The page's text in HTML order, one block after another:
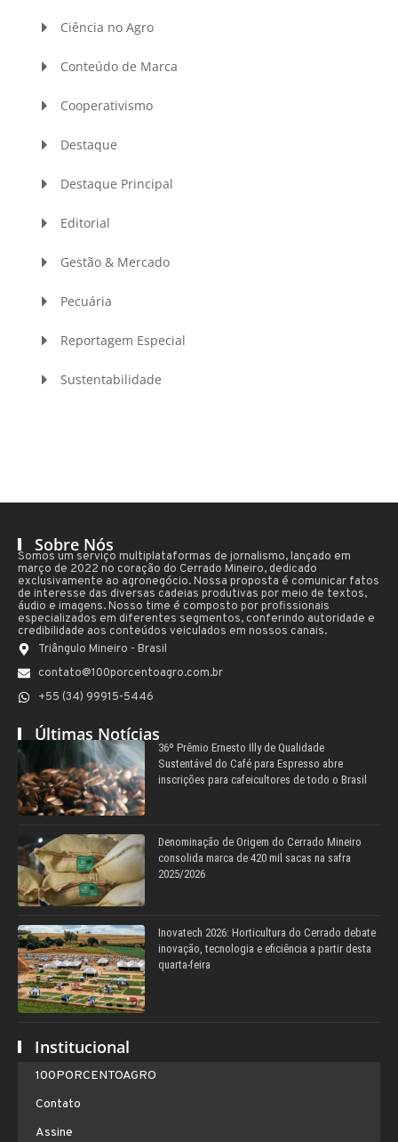
Ciência no Agro
Conteúdo de Marca
Cooperativismo
Destaque
Destaque Principal
Editorial
Gestão & Mercado
Pecuária
Reportagem Especial
Sustentabilidade
Sobre Nós
Somos um serviço multiplataformas de jornalismo, lançado em
março de 2022 no coração do Cerrado Mineiro, dedicado
exclusivamente ao agronegócio. Nossa proposta é comunicar fatos
de interesse das diversas cadeias produtivas por meio de textos,
áudio e imagens. Nosso time é composto por profissionais
especializados em diferentes segmentos, conferindo autoridade e
credibilidade aos conteúdos veiculados em nossos canais.
Triângulo Mineiro - Brasil
contato@100porcentoagro.com.br
+55 (34) 99915-5446
Últimas Notícias
36º Prêmio Ernesto Illy de Qualidade
Sustentável do Café para Espresso abre
inscrições para cafeicultores de todo o Brasil
Denominação de Origem do Cerrado Mineiro
consolida marca de 420 mil sacas na safra
2025/2026
Inovatech 2026: Horticultura do Cerrado debate
inovação, tecnologia e eficiência a partir desta
quarta-feira
Institucional
100PORCENTOAGRO
Contato
Assine